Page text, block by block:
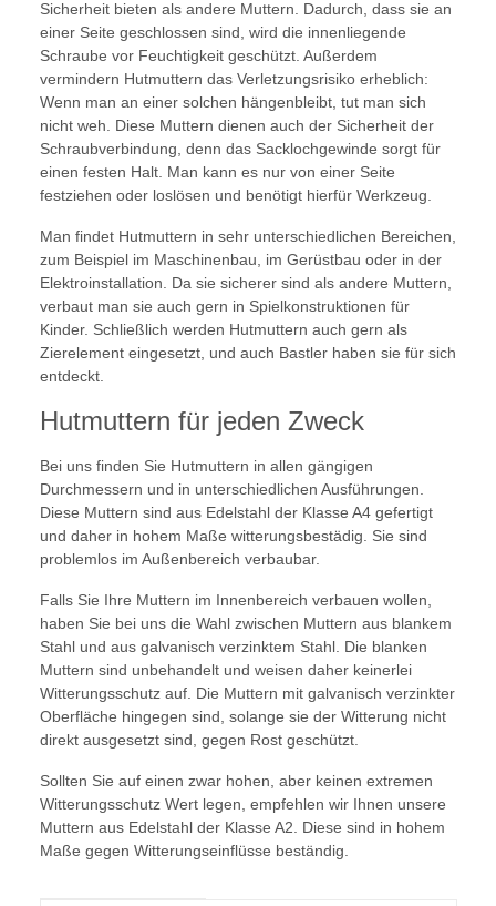
Sicherheit bieten als andere Muttern. Dadurch, dass sie an
einer Seite geschlossen sind, wird die innenliegende
Schraube vor Feuchtigkeit geschützt. Außerdem
vermindern Hutmuttern das Verletzungsrisiko erheblich:
Wenn man an einer solchen hängenbleibt, tut man sich
nicht weh. Diese Muttern dienen auch der Sicherheit der
Schraubverbindung, denn das Sacklochgewinde sorgt für
einen festen Halt. Man kann es nur von einer Seite
festziehen oder loslösen und benötigt hierfür Werkzeug.
Man findet Hutmuttern in sehr unterschiedlichen Bereichen,
zum Beispiel im Maschinenbau, im Gerüstbau oder in der
Elektroinstallation. Da sie sicherer sind als andere Muttern,
verbaut man sie auch gern in Spielkonstruktionen für
Kinder. Schließlich werden Hutmuttern auch gern als
Zierelement eingesetzt, und auch Bastler haben sie für sich
entdeckt.
Hutmuttern für jeden Zweck
Bei uns finden Sie Hutmuttern in allen gängigen
Durchmessern und in unterschiedlichen Ausführungen.
Diese Muttern sind aus Edelstahl der Klasse A4 gefertigt
und daher in hohem Maße witterungsbestädig. Sie sind
problemlos im Außenbereich verbaubar.
Falls Sie Ihre Muttern im Innenbereich verbauen wollen,
haben Sie bei uns die Wahl zwischen Muttern aus blankem
Stahl und aus galvanisch verzinktem Stahl. Die blanken
Muttern sind unbehandelt und weisen daher keinerlei
Witterungsschutz auf. Die Muttern mit galvanisch verzinkter
Oberfläche hingegen sind, solange sie der Witterung nicht
direkt ausgesetzt sind, gegen Rost geschützt.
Sollten Sie auf einen zwar hohen, aber keinen extremen
Witterungsschutz Wert legen, empfehlen wir Ihnen unsere
Muttern aus Edelstahl der Klasse A2. Diese sind in hohem
Maße gegen Witterungseinflüsse beständig.